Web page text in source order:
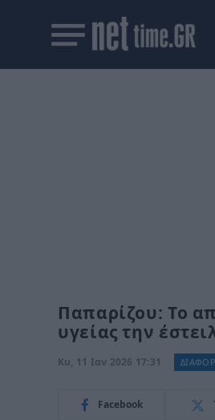
Παπαρίζου: Το
υγείας την
Κυ, 11 Ιαν 2026 17:31
Facebook